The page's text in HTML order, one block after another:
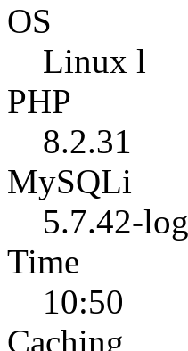
OS
Linux l
PHP
8.2.31
MySQLi
5.7.42-log
Time
10:50
Caching